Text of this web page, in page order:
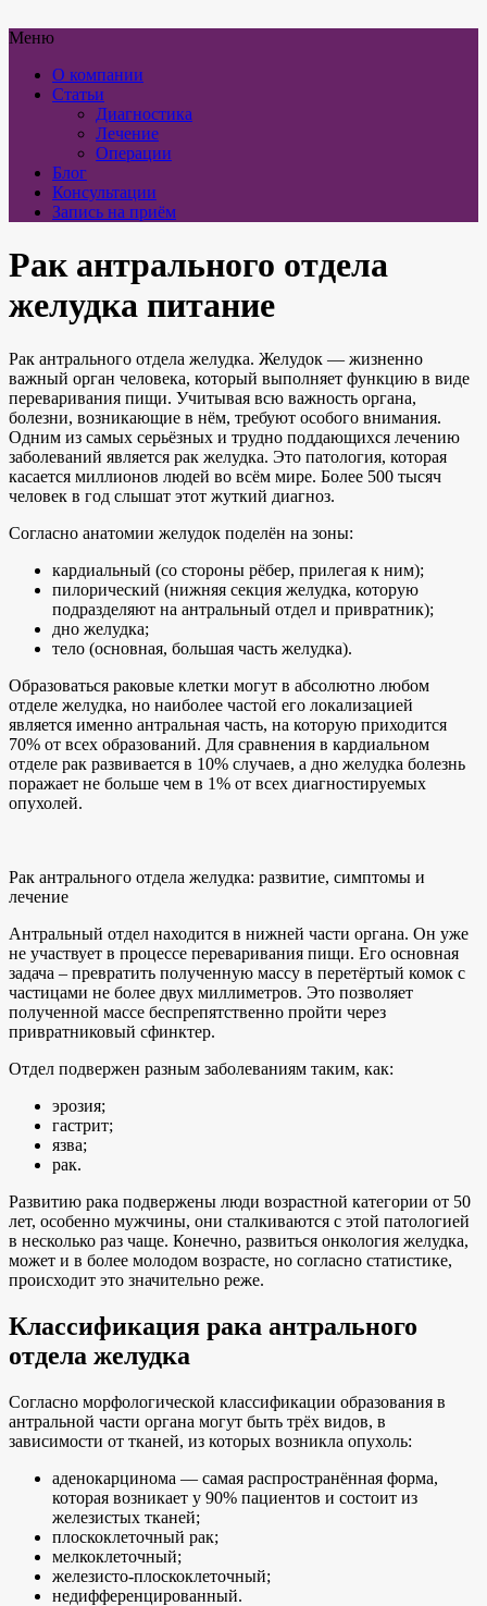
Меню
О компании
Статьи
Диагностика
Лечение
Операции
Блог
Консультации
Запись на приём
Рак антрального отдела
желудка питание
Рак антрального отдела желудка. Желудок — жизненно
важный орган человека, который выполняет функцию в виде
переваривания пищи. Учитывая всю важность органа,
болезни, возникающие в нём, требуют особого внимания.
Одним из самых серьёзных и трудно поддающихся лечению
заболеваний является рак желудка. Это патология, которая
касается миллионов людей во всём мире. Более 500 тысяч
человек в год слышат этот жуткий диагноз.
Согласно анатомии желудок поделён на зоны:
кардиальный (со стороны рёбер, прилегая к ним);
пилорический (нижняя секция желудка, которую
подразделяют на антральный отдел и привратник);
дно желудка;
тело (основная, большая часть желудка).
Образоваться раковые клетки могут в абсолютно любом
отделе желудка, но наиболее частой его локализацией
является именно антральная часть, на которую приходится
70% от всех образований. Для сравнения в кардиальном
отделе рак развивается в 10% случаев, а дно желудка болезнь
поражает не больше чем в 1% от всех диагностируемых
опухолей.
Рак антрального отдела желудка: развитие, симптомы и
лечение
Антральный отдел находится в нижней части органа. Он уже
не участвует в процессе переваривания пищи. Его основная
задача – превратить полученную массу в перетёртый комок с
частицами не более двух миллиметров. Это позволяет
полученной массе беспрепятственно пройти через
привратниковый сфинктер.
Отдел подвержен разным заболеваниям таким, как:
эрозия;
гастрит;
язва;
рак.
Развитию рака подвержены люди возрастной категории от 50
лет, особенно мужчины, они сталкиваются с этой патологией
в несколько раз чаще. Конечно, развиться онкология желудка,
может и в более молодом возрасте, но согласно статистике,
происходит это значительно реже.
Классификация рака антрального
отдела желудка
Согласно морфологической классификации образования в
антральной части органа могут быть трёх видов, в
зависимости от тканей, из которых возникла опухоль:
аденокарцинома — самая распространённая форма,
которая возникает у 90% пациентов и состоит из
железистых тканей;
плоскоклеточный рак;
мелкоклеточный;
железисто-плоскоклеточный;
недифференцированный.